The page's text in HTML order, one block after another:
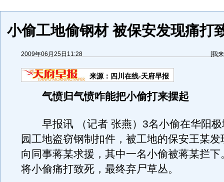
小偷工地偷钢材 被保安发现痛打
2009年06月25日11:28 [我
来源： 四川在线-天府早报
气愤归气愤咋能把小偷打来摆起
早报讯 （记者 张燕）3名小偷在华阳极
园工地盗窃钢制扣件，被工地的保安王某
向同事蒋某求援，其中一名小偷被蒋某拦下
将小偷痛打致死，最终弃尸草丛。